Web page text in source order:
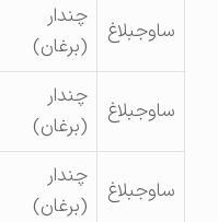
ساوجبلاغ
چندار
(برغان)
ساوجبلاغ
چندار
(برغان)
ساوجبلاغ
چندار
(برغان)